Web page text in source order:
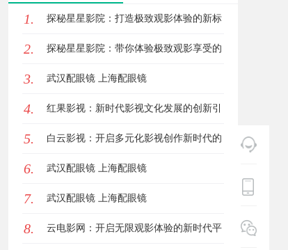
1. 探秘星星影院：打造极致观影体验的新标
杆
2. 探秘星星影院：带你体验极致观影享受的
独特空间
3. 武汉配眼镜 上海配眼镜
4. 红果影视：新时代影视文化发展的创新引
擎与力量
5. 白云影视：开启多元化影视创作新时代的
领航者
6. 武汉配眼镜 上海配眼镜
7. 武汉配眼镜 上海配眼镜
8. 云电影网：开启无限观影体验的新时代平